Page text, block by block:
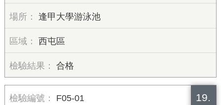
逢甲大學游泳池
西屯區
合格
19.
F05-01